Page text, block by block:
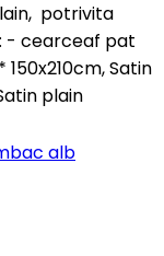
potrivita
- cearceaf pat
Satin
plain